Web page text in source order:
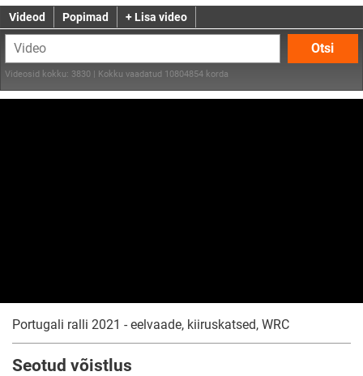
Videod Popimad + Lisa video
Otsi
Videosid kokku: 3830 | Kokku vaadatud 10804854 korda
Portugali ralli 2021 - eelvaade, kiiruskatsed, WRC
Seotud võistlus